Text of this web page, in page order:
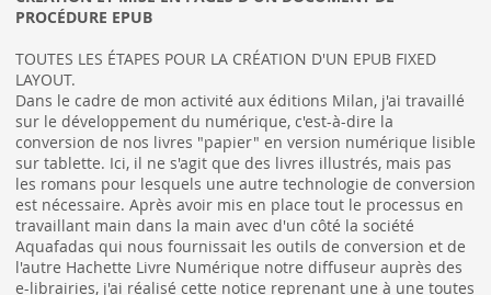
PROCÉDURE EPUB
TOUTES LES ÉTAPES POUR LA CRÉATION D'UN EPUB FIXED
LAYOUT.
Dans le cadre de mon activité aux éditions Milan, j'ai travaillé
sur le développement du numérique, c'est-à-dire la
conversion de nos livres "papier" en version numérique lisible
sur tablette. Ici, il ne s'agit que des livres illustrés, mais pas
les romans pour lesquels une autre technologie de conversion
est nécessaire. Après avoir mis en place tout le processus en
travaillant main dans la main avec d'un côté la société
Aquafadas qui nous fournissait les outils de conversion et de
l'autre Hachette Livre Numérique notre diffuseur auprès des
e-librairies, j'ai réalisé cette notice reprenant une à une toutes